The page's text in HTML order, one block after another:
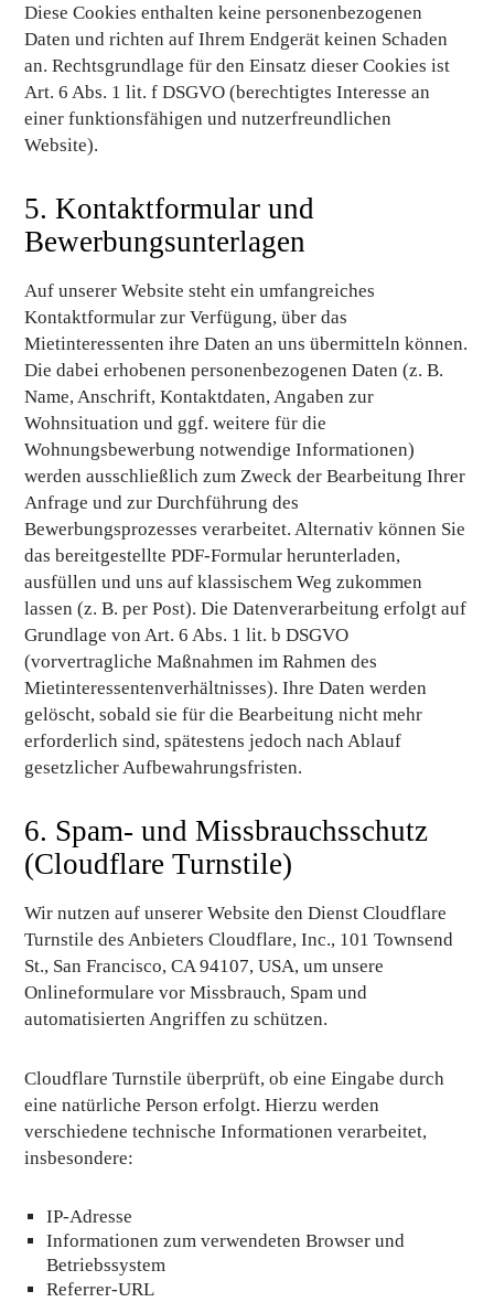
Diese Cookies enthalten keine personenbezogenen
Daten und richten auf Ihrem Endgerät keinen Schaden
an. Rechtsgrundlage für den Einsatz dieser Cookies ist
Art. 6 Abs. 1 lit. f DSGVO (berechtigtes Interesse an
einer funktionsfähigen und nutzerfreundlichen
Website).
5. Kontaktformular und
Bewerbungsunterlagen
Auf unserer Website steht ein umfangreiches
Kontaktformular zur Verfügung, über das
Mietinteressenten ihre Daten an uns übermitteln können.
Die dabei erhobenen personenbezogenen Daten (z. B.
Name, Anschrift, Kontaktdaten, Angaben zur
Wohnsituation und ggf. weitere für die
Wohnungsbewerbung notwendige Informationen)
werden ausschließlich zum Zweck der Bearbeitung Ihrer
Anfrage und zur Durchführung des
Bewerbungsprozesses verarbeitet. Alternativ können Sie
das bereitgestellte PDF-Formular herunterladen,
ausfüllen und uns auf klassischem Weg zukommen
lassen (z. B. per Post). Die Datenverarbeitung erfolgt auf
Grundlage von Art. 6 Abs. 1 lit. b DSGVO
(vorvertragliche Maßnahmen im Rahmen des
Mietinteressentenverhältnisses). Ihre Daten werden
gelöscht, sobald sie für die Bearbeitung nicht mehr
erforderlich sind, spätestens jedoch nach Ablauf
gesetzlicher Aufbewahrungsfristen.
6. Spam- und Missbrauchsschutz
(Cloudflare Turnstile)
Wir nutzen auf unserer Website den Dienst Cloudflare
Turnstile des Anbieters Cloudflare, Inc., 101 Townsend
St., San Francisco, CA 94107, USA, um unsere
Onlineformulare vor Missbrauch, Spam und
automatisierten Angriffen zu schützen.
Cloudflare Turnstile überprüft, ob eine Eingabe durch
eine natürliche Person erfolgt. Hierzu werden
verschiedene technische Informationen verarbeitet,
insbesondere:
IP-Adresse
Informationen zum verwendeten Browser und
Betriebssystem
Referrer-URL